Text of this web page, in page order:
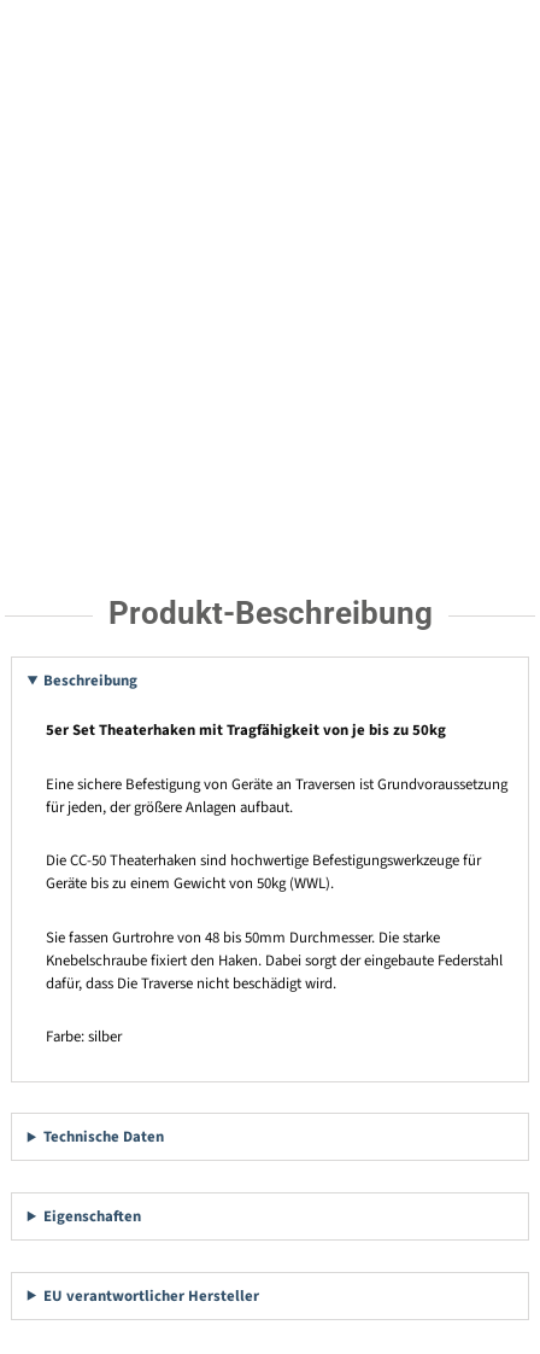
Produkt-Beschreibung
Beschreibung
5er Set Theaterhaken mit Tragfähigkeit von je bis zu 50kg
Eine sichere Befestigung von Geräte an Traversen ist Grundvoraussetzung
für jeden, der größere Anlagen aufbaut.
Die CC-50 Theaterhaken sind hochwertige Befestigungswerkzeuge für
Geräte bis zu einem Gewicht von 50kg (WWL).
Sie fassen Gurtrohre von 48 bis 50mm Durchmesser. Die starke
Knebelschraube fixiert den Haken. Dabei sorgt der eingebaute Federstahl
dafür, dass Die Traverse nicht beschädigt wird.
Farbe: silber
Technische Daten
Eigenschaften
EU verantwortlicher Hersteller